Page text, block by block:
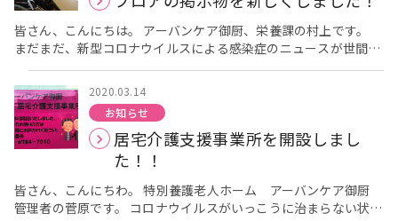
ではありますが、その中でも楽しんで頂ける事を見つけていきた
いと思います。
した！！ 職員がそれぞれ各フロアの入居者様の安全を確認し、エ
レベーター内に取り残されている職員がいないかもすぐに確認し
てくれました。 当初、自施設だけの停電と思っていましたが、外
では消防車のサイレンが鳴り響いており、外に出て確認してみる
と、信号機も停電している状態でした。 そうこうしている内に電
気は復旧し、「あ～良かった～。」と皆で安心しました。 いきな
りの停電でびっくりしましたが、職員の皆が慌てる事なく、対応
してくれた事に感心しました。 その後、予定通り、消防訓練も行
消防署への通報を行った際に、どのような内容を伝えないといけ
ないかという事も参加した職員みんなで共有しました。 施設に入
皆さん、こんにちは。 アーバンケア御厨、栄養課の村上です。
まだまだ、新型コロナウイルスによる感染症のニュースが世間を
騒がせています。 不要不急の外出を避けて、こまめな手洗いうが
いをして感染症予防に気を付けてお過ごしください。 さて、ア
ーバンケア御厨では、利用者様に楽しんで頂けるようなレクレー
ションやイベントを毎月企画しています。 その楽しまれている様
子を利用者様だけでなく、家族様にも見て頂きたいとの思いか
ら、今年から各フロアに新しい掲示コーナーを設置しました。
今回は、その様子をお伝えします。 各フロアの介護職員が中心
となり、写真を選び、その時の雰囲気が伝わるようなコメントを
考えていきます。 作業をしていると、フロアにおられた利用者
2020.03.14
お知らせ
居宅介護支援事業所を開設しまし
た！！
皆さん、こんにちわ。 特別養護老人ホーム アーバンケア御厨
管理者の菅原です。 コロナウイルスがいっこうに治まらない状況